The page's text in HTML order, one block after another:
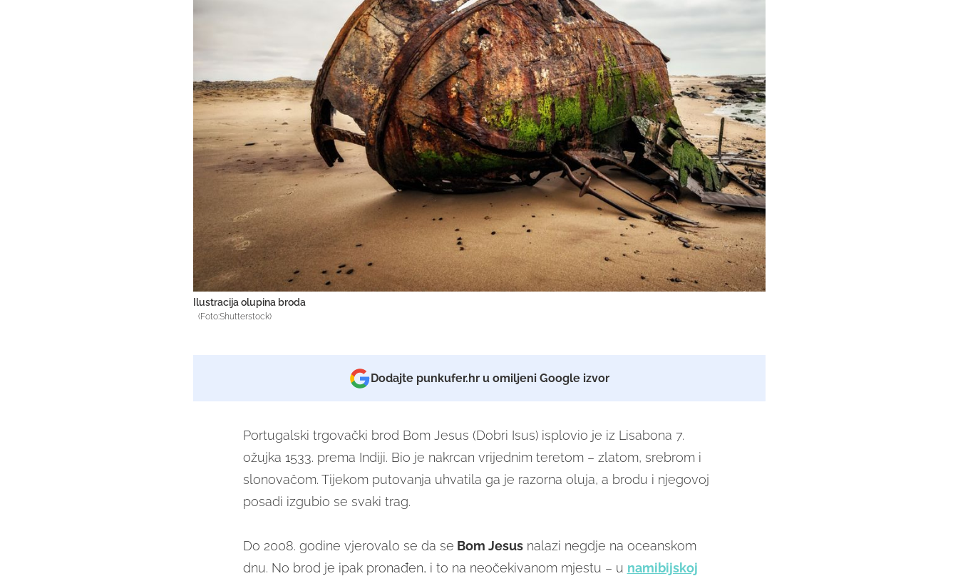
Ilustracija olupina broda
(Foto:Shutterstock)
Dodajte punkufer.hr u omiljeni Google izvor
Portugalski trgovački brod Bom Jesus (Dobri Isus) isplovio je iz Lisabona 7.
ožujka 1533. prema Indiji. Bio je nakrcan vrijednim teretom – zlatom, srebrom i
slonovačom. Tijekom putovanja uhvatila ga je razorna oluja, a brodu i njegovoj
posadi izgubio se svaki trag.
Do 2008. godine vjerovalo se da se Bom Jesusnalazi negdje na oceanskom
dnu. No brod je ipak pronađen, i to na neočekivanom mjestu – u namibijskoj